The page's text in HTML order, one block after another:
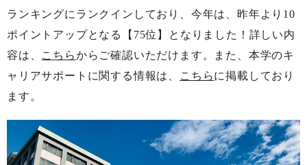
ランキングにランクインしており、今年は、昨年より10
ポイントアップとなる【75位】となりました！詳しい内
容は、 こちらからご確認いただけます。また、本学のキ
ャリアサポートに関する情報は、
こちらに掲載しており
ます。